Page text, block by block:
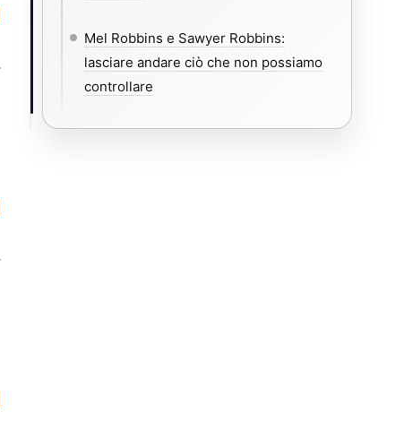
Mel Robbins e Sawyer Robbins:
lasciare andare ciò che non possiamo
controllare